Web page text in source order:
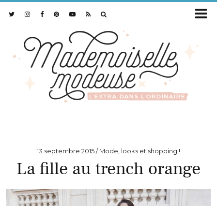
13 septembre 2015 Mode, looks et shopping !
La fille au trench orange